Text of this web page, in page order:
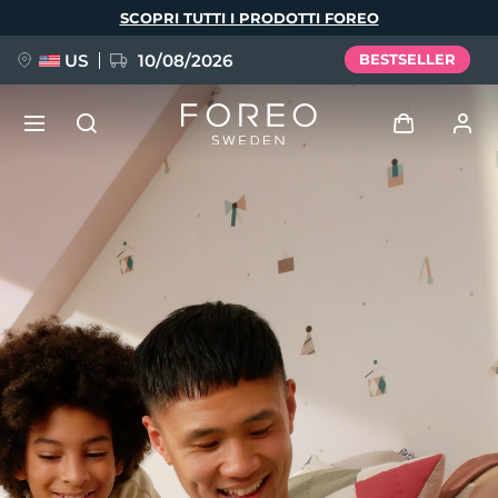
SCOPRI TUTTI I PRODOTTI FOREO
US 10/08/2026 BESTSELLER
Profilo utente
I miei ordini
I miei abbonamenti
NUOVO
FAQ™ Pure Beauty-Tech Elixir
BREAKING NEWS
issa™ Teeth Whitening Set
Lingua
English Deutsch
Español
Français
Italiano
Polski
Svenska
Русский
Türkçe
简体中文